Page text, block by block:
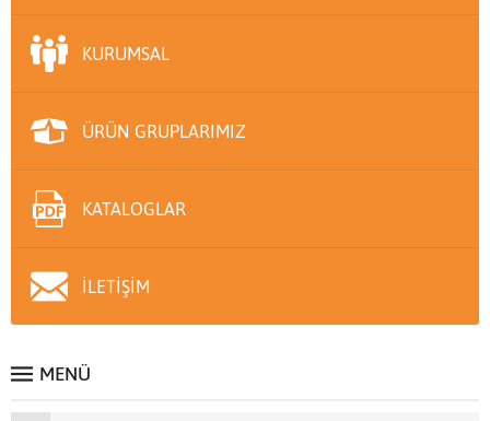
KURUMSAL
ÜRÜN GRUPLARIMIZ
KATALOGLAR
İLETİŞİM
MENÜ